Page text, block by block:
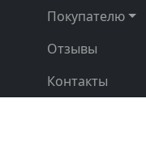
Покупателю
Отзывы
Контакты